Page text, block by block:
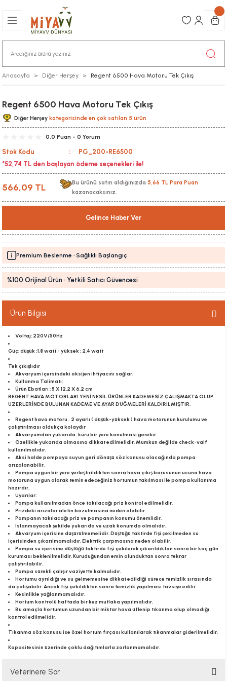
Anasayfa Diğer Herşey Regent 6500 Hava Motoru Tek Çıkış
Regent 6500 Hava Motoru Tek Çıkış
Diğer Herşey kategorisinde en çok satılan 5.ürün
0.0 Puan - 0 Yorum
Stok Kodu
PG_200-RE6500
*52,74 TL den başlayan ödeme seçenekleri ile!
566,09 TL Bu ürünü satın aldığınızda 5,66 TL Para Puan
kazanacaksınız.
Gelince Haber Ver
Premium Beslenme · Sağlıklı Başlangıç
%100 Orijinal Ürün · Yetkili Satıcı Güvencesi
Ürün Bilgisi
Voltaj: 220V/50Hz
Güç: düşük :1.8 watt - yüksek : 2.4 watt
Tek çıkışlıdır
Akvaryum içersindeki oksijen ihtiyacını sağlar.
Kullanma Talimatı:
Ürün Ebatları : 5 X 12.2 X 6.2 cm
REGENT HAVA MOTORLARI YENİ NESİL ÜRÜNLER KADEMESİZ ÇALIŞMAKTA OLUP
ÜZERLERİNDE BULUNAN KADEME VE AYAR DÜĞMELERİ KALDIRILMIŞTIR.
Regent hava motoru , 2 ayarlı ( düşük-yüksek ) hava motorunun kurulumu ve
çalıştırılması oldukça kolaydır
Akvaryumdan yukarıda, kuru bir yere konulması gerekir.
Özellikle yukarıda olmasına dikkat edilmelidir. Mümkün değilde check-valf
kullanılmalıdır.
Aksi halde pompaya suyun geri dönüşü söz konusu olacağında pompa
arızalanabilir.
Pompa uygun bir yere yerleştirildikten sonra hava çıkış borusunun ucuna hava
motoruna uygun olarak temin edeceğiniz hortumun takılması ile pompa kullanıma
hazırdır.
Uyarılar:
Pompa kullanılmadan önce takılacağı priz kontrol edilmelidir.
Prizdeki arızalar aletin bozulmasına neden olabilir.
Pompanın takılacağı priz ve pompanın konumu önemlidir.
Islanmayacak şekilde yukarıda ve uzak konumda olmalıdır.
Akvaryum içerisine düşürülmemelidir. Düştüğü taktirde fişi çekilmeden su
içerisinden çıkarılmamalıdır. Elektrik çarpmasına neden olabilir.
Pompa su içerisine düştüğü taktirde fişi çekilerek çıkarıldıktan sonra bir kaç gün
kuruması beklenilmelidir. Kuruduğundan emin olunduktan sonra tekrar
çalıştırılabilir.
Pompa sürekli çalışır vaziyette kalmalıdır.
Hortumu ayrıldığı ve su gelmemesine dikkat edildiği sürece temizlik sırasında
da çalışabilir. Ancak fişi çekildikten sonra temizlik yapılması tavsiye edilir.
Kesinlikle yağlanmamalıdır.
Hortum kontrolü haftada bir kez mutlaka yapılmalıdır.
Bu amaçla hortumun uzundan bir miktar hava üflenip tıkanma olup olmadığı
kontrol edilmelidir.
Tıkanma söz konusu ise özel hortum fırçası kullanılarak tıkanmalar giderilmelidir.
Kapasitesinin üzerinde çoklu dağıtımlarla zorlanmamalıdır.
Veterinere Sor